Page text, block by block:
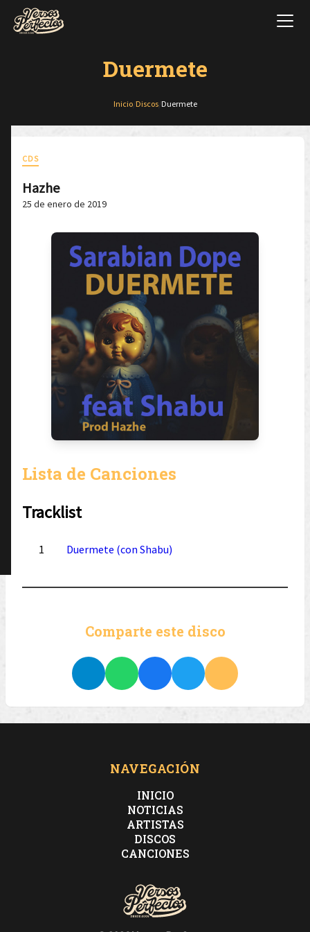
Duermete
Inicio/ Discos/ Duermete
CDS
Hazhe
25 de enero de 2019
Lista de Canciones
Tracklist
1 Duermete (con Shabu)
Comparte este disco
NAVEGACIÓN
INICIO
NOTICIAS
ARTISTAS
DISCOS
CANCIONES